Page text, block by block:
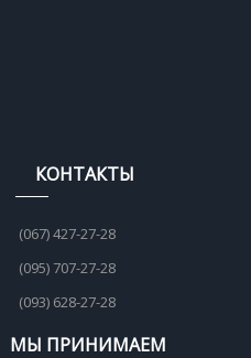
КОНТАКТЫ
(067) 427-27-28
(095) 707-27-28
(093) 628-27-28
МЫ ПРИНИМАЕМ